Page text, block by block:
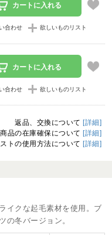
カートに入れる
合わせ 欲しいものリスト
カートに入れる
合わせ 欲しいものリスト
返品、交換について [詳細]
商品の在庫確保について [詳細]
トの使用方法について [詳細]
イクな起毛素材を使用。ブ
の冬バージョン。